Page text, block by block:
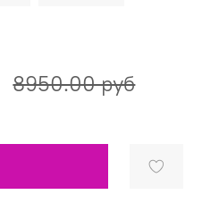
8950.00 руб